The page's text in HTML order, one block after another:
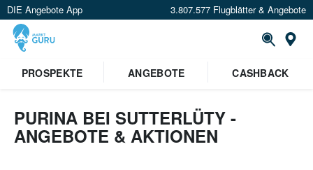
DIE Angebote App 3.807.577 Flugblätter & Angebote
Standort festlegen
PROSPEKTE ANGEBOTE CASHBACK
PURINA BEI SUTTERLÜTY -
ANGEBOTE & AKTIONEN